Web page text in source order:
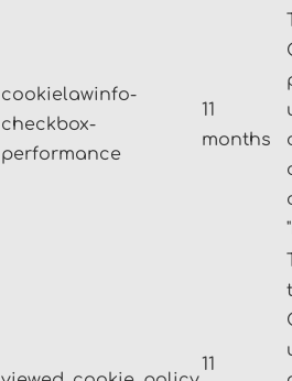
cookielawinfo-
checkbox-
performance
11
months
11